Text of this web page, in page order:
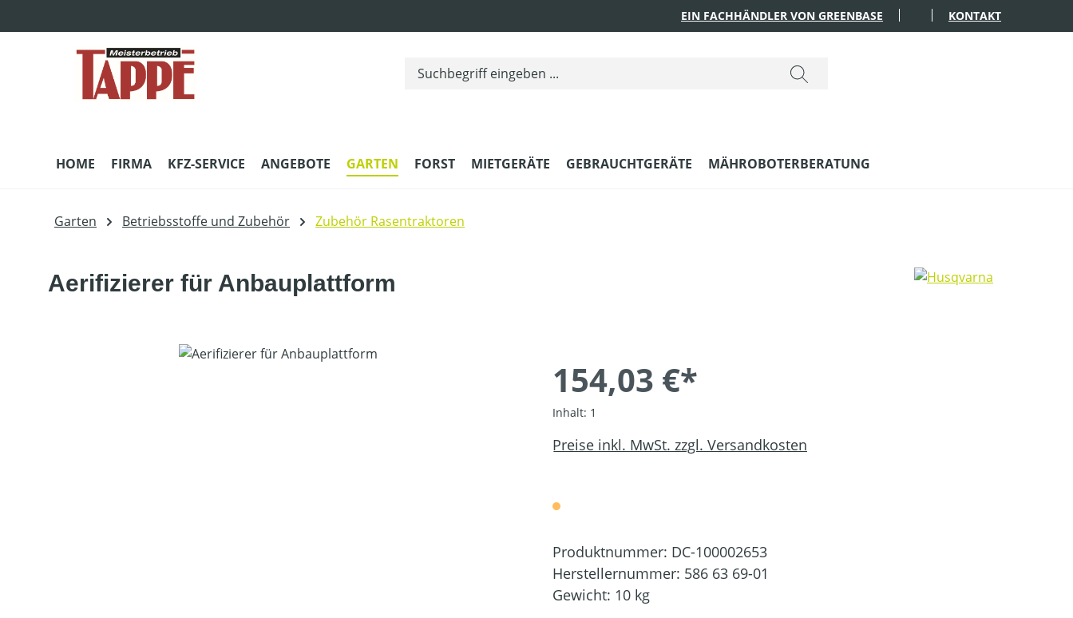
EIN FACHHÄNDLER VON GREENBASE KONTAKT
HOME FIRMA KFZ-SERVICE ANGEBOTE GARTEN FORST MIETGERÄTE GEBRAUCHTGERÄTE MÄHROBOTERBERATUNG
Garten Betriebsstoffe und Zubehör Zubehör Rasentraktoren
Aerifizierer für Anbauplattform
Bildergalerie überspringen
154,03 €*
Inhalt: 1
Preise inkl. MwSt. zzgl. Versandkosten
Produktnummer: DC-100002653
Herstellernummer: 586 63 69-01
Gewicht: 10 kg